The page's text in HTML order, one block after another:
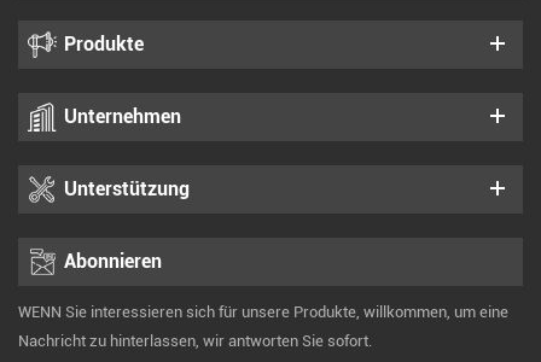
Produkte
Unternehmen
Unterstützung
Abonnieren
WENN Sie interessieren sich für unsere Produkte, willkommen, um eine
Nachricht zu hinterlassen, wir antworten Sie sofort.